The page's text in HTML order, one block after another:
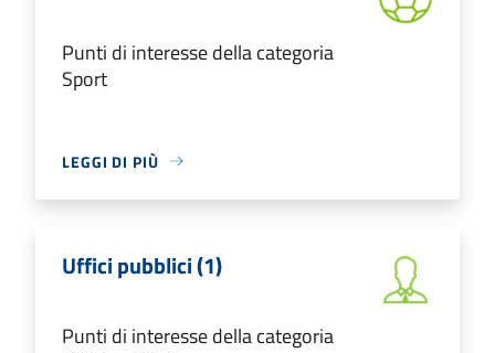
Punti di interesse della categoria
Sport
LEGGI DI PIÙ
Uffici pubblici (1)
Punti di interesse della categoria